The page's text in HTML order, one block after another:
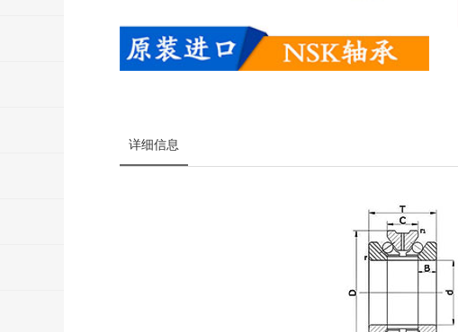
详细信息